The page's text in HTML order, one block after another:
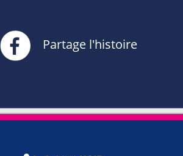
Partage l'histoire